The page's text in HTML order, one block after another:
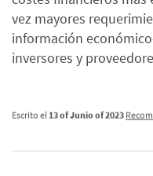
vez mayores
información
inversores y
Escrito el 13 of Junio of 2023